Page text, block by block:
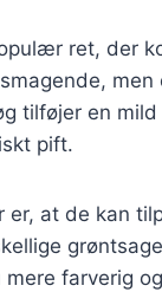
ret, der
tilføjer en
pift.
at de kan
farverig